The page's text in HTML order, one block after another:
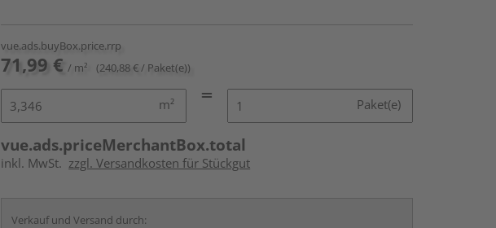
vue.ads.buyBox.price.rrp
71,99 € / m² (240,88 € / Paket(e))
m² Paket(e)
vue.ads.priceMerchantBox.total
inkl. MwSt. zzgl. Versandkosten für Stückgut
Verkauf und Versand durch: